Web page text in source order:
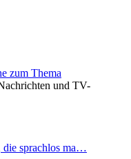
zum Thema
und TV-
die sprachlos ma…